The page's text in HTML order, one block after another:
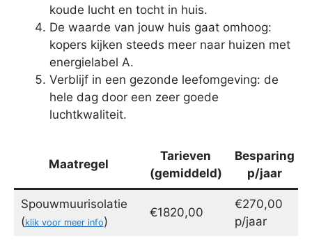
koude lucht en tocht in huis.
De waarde van jouw huis gaat omhoog:
kopers kijken steeds meer naar huizen met
energielabel A.
Verblijf in een gezonde leefomgeving: de
hele dag door een zeer goede
luchtkwaliteit.
Maatregel
Tarieven
(gemiddeld)
Besparing
p/jaar
Spouwmuurisolatie
(klik voor meer info)
€1820,00
€270,00
p/jaar